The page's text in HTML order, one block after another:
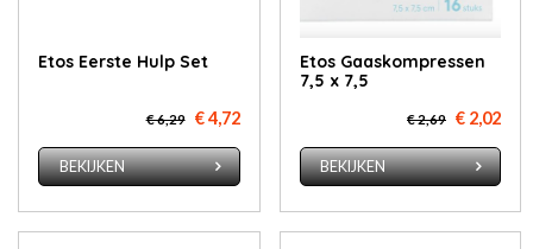
Etos Eerste Hulp Set
€ 6,29 € 4,72
BEKIJKEN
Etos Gaaskompressen
7,5 x 7,5
€ 2,69 € 2,02
BEKIJKEN